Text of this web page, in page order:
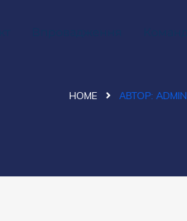
HOME АВТОР: ADMIN